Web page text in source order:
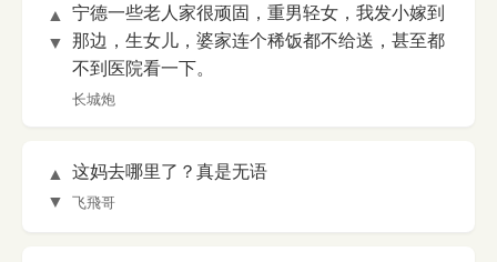
▲
▼
宁德一些老人家很顽固，重男轻女，我发小嫁到
那边，生女儿，婆家连个稀饭都不给送，甚至都
不到医院看一下。
长城炮
▲
▼
这妈去哪里了？真是无语
飞飛哥